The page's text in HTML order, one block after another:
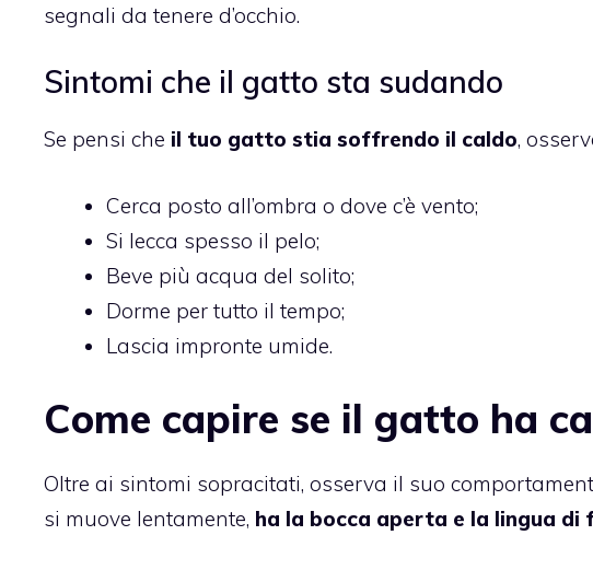
segnali da tenere d’occhio.
Sintomi che il gatto sta sudando
Se pensi che il tuo gatto stia soffrendo il caldo,
Cerca posto all’ombra o dove c’è vento;
Si lecca spesso il pelo;
Beve più acqua del solito;
Dorme per tutto il tempo;
Lascia impronte umide.
Come capire se il gatto ha
Oltre ai sintomi sopracitati, osserva il suo
si muove lentamente, ha la bocca aperta e la lingua di